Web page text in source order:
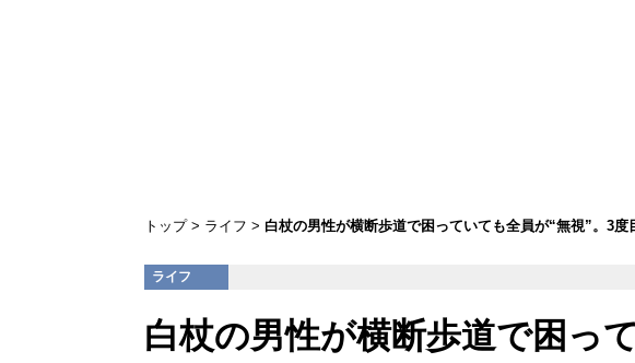
トップ ライフ
白杖の男性が横断歩道で困っていても全員が“無視”。3
ライフ
白杖の男性が横断歩道で困っ